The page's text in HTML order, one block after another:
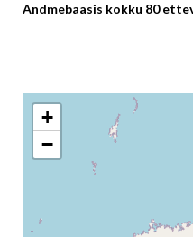
Andmebaasis kokku 80
+
−